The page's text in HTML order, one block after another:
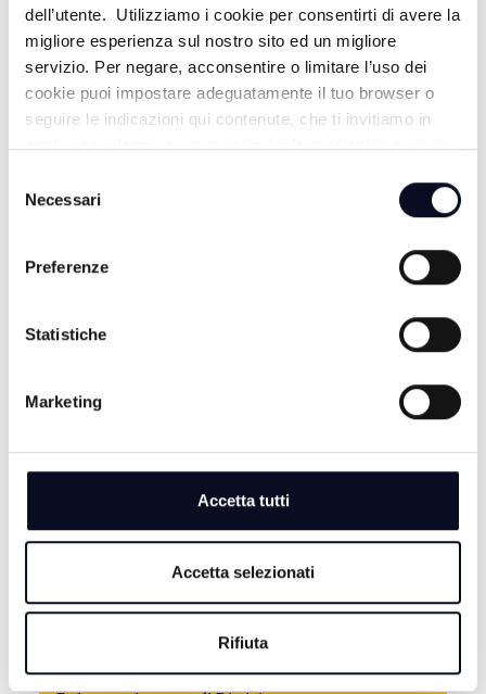
dell’utente. Utilizziamo i cookie per consentirti di avere la
migliore esperienza sul nostro sito ed un migliore
servizio. Per negare, acconsentire o limitare l’uso dei
cookie puoi impostare adeguatamente il tuo browser o
seguire le indicazioni qui contenute, che ti invitiamo in
ogni caso a leggere per maggiori informazioni in materia
delNecessari
Preferenze
Statistiche
Marketing
Accetta tutti
Accetta selezionati
Rifiuta
BASKET: La Start Romagna Cup porta la Virtus